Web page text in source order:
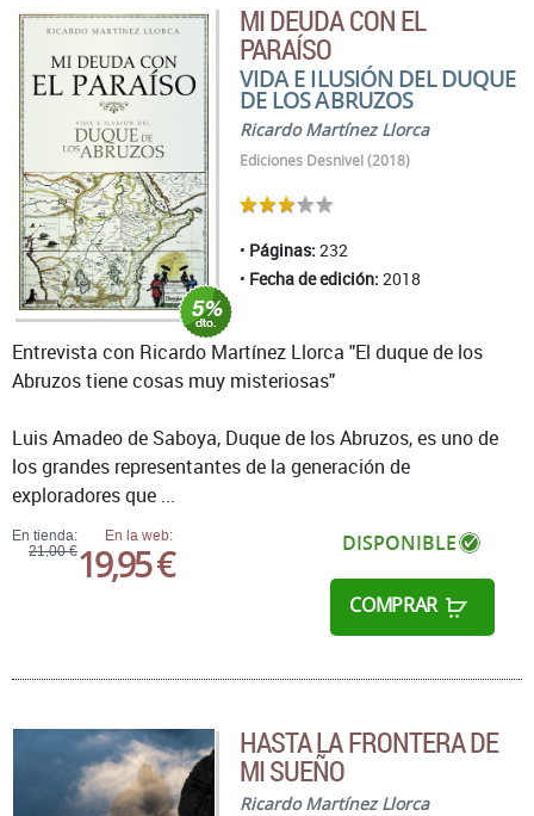
MI DEUDA CON EL
PARAÍSO
VIDA E ILUSIÓN DEL DUQUE
DE LOS ABRUZOS
Ricardo Martínez Llorca
Ediciones Desnivel (2018)
Páginas: 232
Fecha de edición: 2018
En tienda:
21,00 €
En la web:
19,95 € DISPONIBLE
COMPRAR
Entrevista con Ricardo Martínez Llorca "El duque de los
Abruzos tiene cosas muy misteriosas"
Luis Amadeo de Saboya, Duque de los Abruzos, es uno de
los grandes representantes de la generación de
exploradores que ...
HASTA LA FRONTERA DE
MI SUEÑO
Ricardo Martínez Llorca